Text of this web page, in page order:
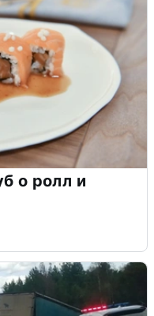
о ролл и